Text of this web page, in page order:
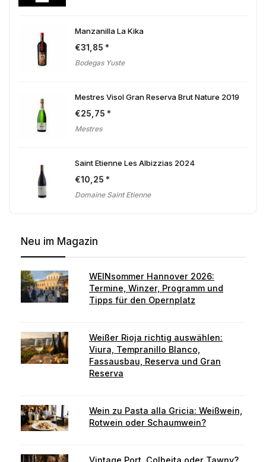
Manzanilla La Kika
€31,85
Bodegas Yuste
Mestres Visol Gran Reserva Brut Nature 2019
€25,75
Mestres
Saint Etienne Les Albizzias 2024
€10,25
Domaine Saint Etienne
Neu im Magazin
WEINsommer Hannover 2026:
Termine, Winzer, Programm und
Tipps für den Opernplatz
Weißer Rioja richtig auswählen:
Viura, Tempranillo Blanco,
Fassausbau, Reserva und Gran
Reserva
Wein zu Pasta alla Gricia: Weißwein,
Rotwein oder Schaumwein?